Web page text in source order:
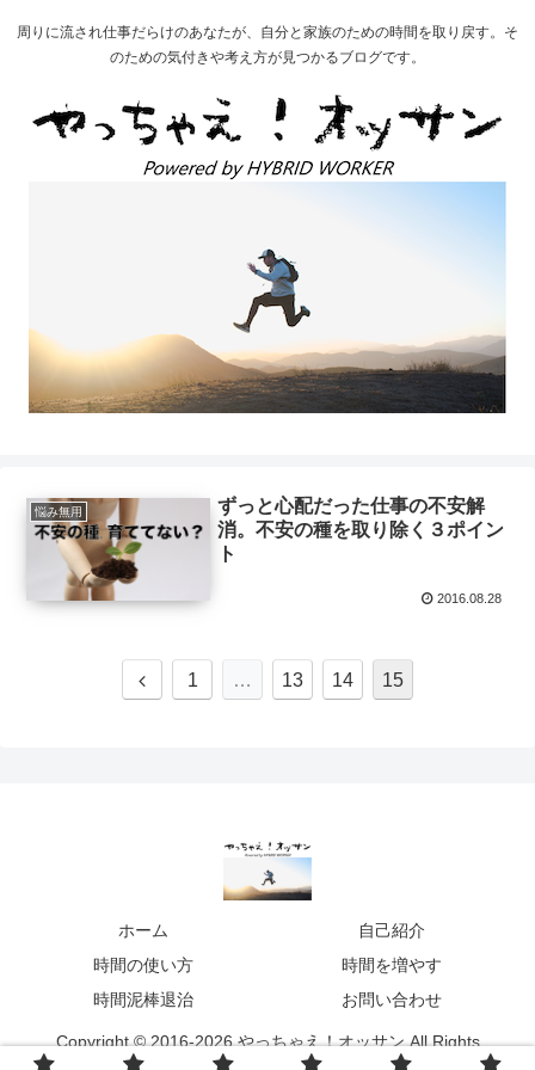
周りに流され仕事だらけのあなたが、自分と家族のための時間を取り戻す。そ
のための気付きや考え方が見つかるブログです。
悩み無用
ずっと心配だった仕事の不安解
消。不安の種を取り除く３ポイン
ト
2016.08.28
1 … 13 14 15
ホーム
自己紹介
時間の使い方
時間を増やす
時間泥棒退治
お問い合わせ
Copyright © 2016-2026 やっちゃえ！オッサン All Rights